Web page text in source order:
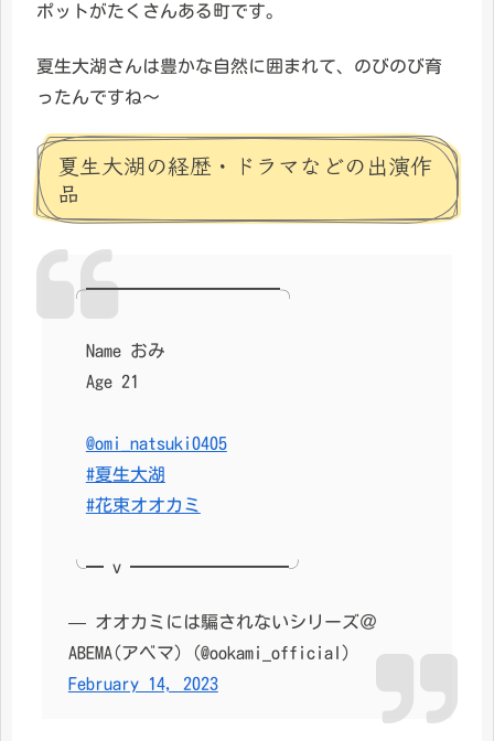
ポットがたくさんある町です。
夏生大湖さんは豊かな自然に囲まれて、のびのび育
ったんですね～
夏生大湖の経歴・ドラマなどの出演作
品
╭━━━━━━━━━━━╮
Name おみ
Age 21
@omi_natsuki0405
#夏生大湖
#花束オオカミ
╰━ v ━━━━━━━━━╯
— オオカミには騙されないシリーズ＠
ABEMA(アベマ) (@ookami_official)
February 14, 2023